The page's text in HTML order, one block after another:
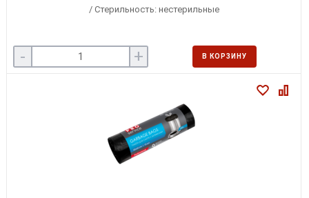
/ Стерильность: нестерильные
- + В КОРЗИНУ